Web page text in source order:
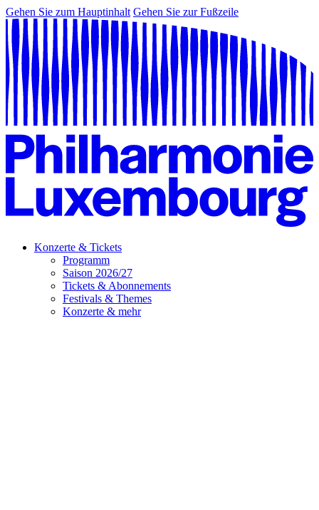
Gehen Sie zum Hauptinhalt Gehen Sie zur Fußzeile
Konzerte & Tickets
Programm
Saison 2026/27
Tickets & Abonnements
Festivals & Themes
Konzerte & mehr